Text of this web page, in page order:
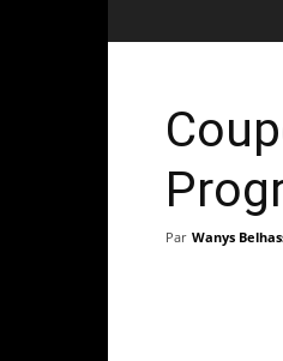
Par Wanys